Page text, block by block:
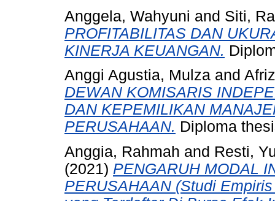
Anggela, Wahyuni and Siti,
PROFITABILITAS DAN
KINERJA KEUANGAN.
Anggi Agustia, Mulza and
DEWAN KOMISARIS
DAN KEPEMILIKAN
PERUSAHAAN. Diploma
Anggia, Rahmah and Resti,
(2021) PENGARUH MODAL
PERUSAHAAN (Studi